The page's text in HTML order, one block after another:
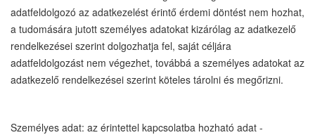
adatfeldolgozó az adatkezelést érintő érdemi döntést nem hozhat,
a tudomására jutott személyes adatokat kizárólag az adatkezelő
rendelkezései szerint dolgozhatja fel, saját céljára
adatfeldolgozást nem végezhet, továbbá a személyes adatokat az
adatkezelő rendelkezései szerint köteles tárolni és megőrizni.
Személyes adat: az érintettel kapcsolatba hozható adat -